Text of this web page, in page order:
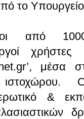
το
από 1000
ιστοχώρου.
&